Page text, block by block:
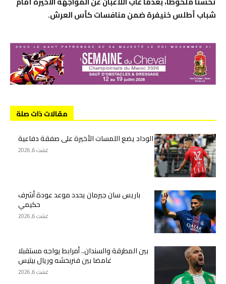
شباب أطلس خنيفرة ضمن منافسات كأس العرش.
مقالات ذات صلة
الوداد يضع اللمسات الأخيرة على صفقة دفاعية
غشت 6, 2026
باريس سان جيرمان يحدد موعد عودة أشرف
حكيمي
غشت 6, 2026
بين المطرقة والسندان.. أمرابط يواجه مستقبلا
غامضا بين فنربخشه وريال بيتيس
غشت 6, 2026